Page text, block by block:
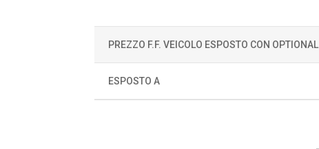
PREZZO F.F. VEICOLO ESPOSTO CON OPTIONAL
ESPOSTO A